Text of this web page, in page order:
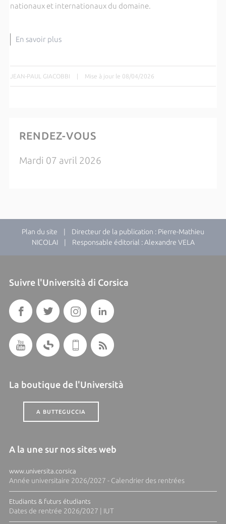
nationaux et internationaux du domaine.
En savoir plus
JEAN-PAUL GIACOBBI | Mise à jour le 08/04/2026
RENDEZ-VOUS
Mardi 07 avril 2026
Plan du site | Directeur de la publication : Pierre-Mathieu
NICOLAI | Responsable éditorial : Alexandre VELA
Suivre l'Università di Corsica
La boutique de l'Università
A BUTTEGUCCIA
A la une sur nos sites web
www.universita.corsica
Année universitaire 2026/2027 - Calendrier des rentrées
Etudiants & futurs étudiants
Dates de rentrée 2026/2027 | IUT